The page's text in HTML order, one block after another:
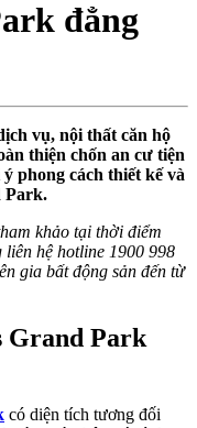
đẳng
vụ, nội thất căn hộ
thiện chốn an cư tiện
phong cách thiết kế và
Park.
khảo tại thời điểm
hệ hotline 1900 998
gia bất động sản đến từ
Grand Park
có diện tích tương đối